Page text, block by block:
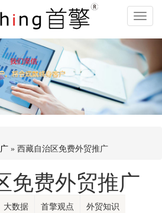
外
贸
网
站
推
广
» 西藏自治区免费外贸推广
免费外贸推广
大数据 首擎观点 外贸知识